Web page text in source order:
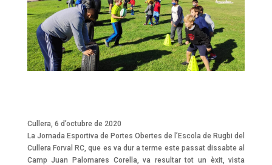
Cullera, 6 d’octubre de 2020
La Jornada Esportiva de Portes Obertes de l’Escola de Rugbi del
Cullera Forval RC, que es va dur a terme este passat dissabte al
Camp Juan Palomares Corella, va resultar tot un èxit, vista